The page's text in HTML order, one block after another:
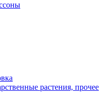
растения, прочее